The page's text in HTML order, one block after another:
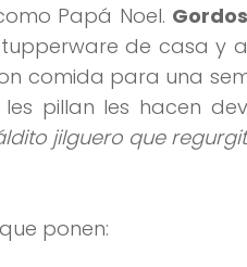
Papá Noel.
de casa y
comida para una
pillan les hacen
jilguero que
ponen: